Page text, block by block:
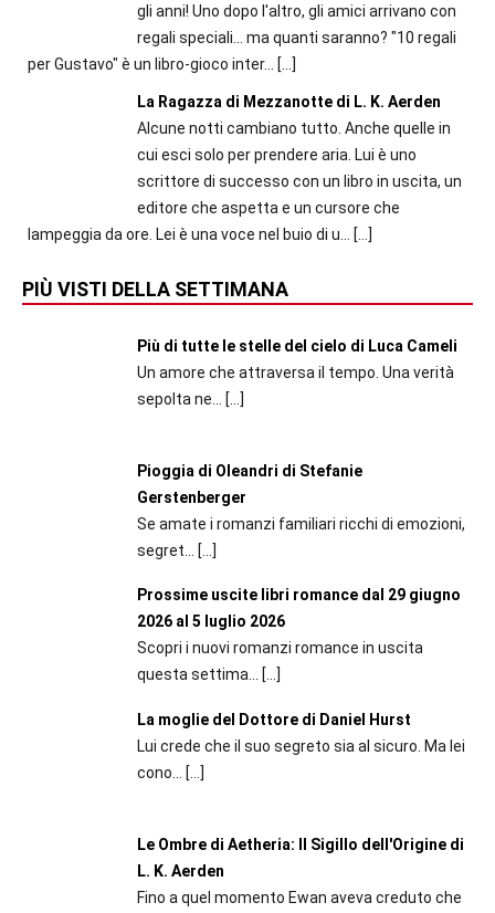
gli anni! Uno dopo l'altro, gli amici arrivano con
regali speciali... ma quanti saranno? "10 regali
per Gustavo" è un libro-gioco inter...
[…]
La Ragazza di Mezzanotte di L. K. Aerden
Alcune notti cambiano tutto. Anche quelle in
cui esci solo per prendere aria. Lui è uno
scrittore di successo con un libro in uscita, un
editore che aspetta e un cursore che
lampeggia da ore. Lei è una voce nel buio di u...
[…]
PIÙ VISTI DELLA SETTIMANA
Più di tutte le stelle del cielo di Luca Cameli
Un amore che attraversa il tempo. Una verità
sepolta ne...
[…]
Pioggia di Oleandri di Stefanie
Gerstenberger
Se amate i romanzi familiari ricchi di emozioni,
segret...
[…]
Prossime uscite libri romance dal 29 giugno
2026 al 5 luglio 2026
Scopri i nuovi romanzi romance in uscita
questa settima... […]
La moglie del Dottore di Daniel Hurst
Lui crede che il suo segreto sia al sicuro. Ma lei
cono...
[…]
Le Ombre di Aetheria: Il Sigillo dell'Origine di
L. K. Aerden
Fino a quel momento Ewan aveva creduto che